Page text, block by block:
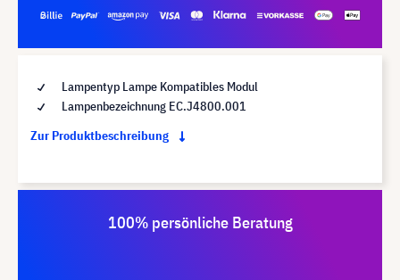
Lampentyp Lampe Kompatibles Modul
Lampenbezeichnung EC.J4800.001
Zur Produktbeschreibung
100% persönliche Beratung